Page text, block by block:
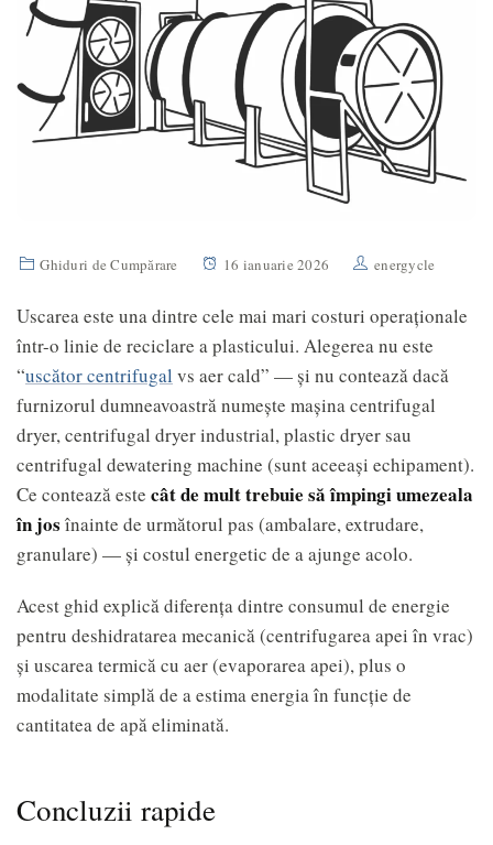
Ghiduri de Cumpărare 16 ianuarie 2026 energycle
Uscarea este una dintre cele mai mari costuri operaționale
într-o linie de reciclare a plasticului. Alegerea nu este
“uscător centrifugal vs aer cald” — și nu contează dacă
furnizorul dumneavoastră numește mașina centrifugal
dryer, centrifugal dryer industrial, plastic dryer sau
centrifugal dewatering machine (sunt aceeași echipament).
Ce contează este cât de mult trebuie să împingi umezeala
în jos înainte de următorul pas (ambalare, extrudare,
granulare) — și costul energetic de a ajunge acolo.
Acest ghid explică diferența dintre consumul de energie
pentru deshidratarea mecanică (centrifugarea apei în vrac)
și uscarea termică cu aer (evaporarea apei), plus o
modalitate simplă de a estima energia în funcție de
cantitatea de apă eliminată.
Concluzii rapide